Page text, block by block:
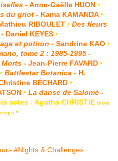
- Anne-Gaëlle HUON •
du griot- Kama KAMANDA•
RIBOULET • Des fleurs
- Daniel KEYES•
et potiron - Sandrine KAO •
tome 2 : 1985-1995-
Morts - Jean-Pierre FAVARD •
• Battlestar Botanica - H.
BÉCHARD •
• La danse de Salomé-
actes - Agatha CHRISTIE (hors
•
#Nights & Challenges